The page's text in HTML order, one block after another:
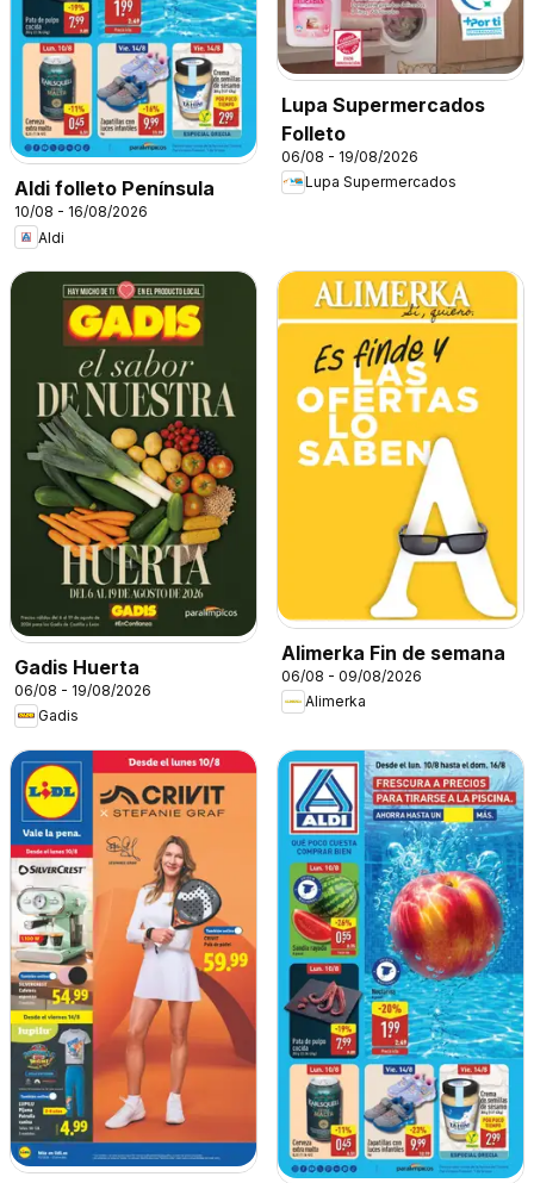
Aldi folleto Península
10/08 - 16/08/2026
Aldi
Lupa Supermercados
Folleto
06/08 - 19/08/2026
Lupa Supermercados
Gadis Huerta
06/08 - 19/08/2026
Gadis
Alimerka Fin de semana
06/08 - 09/08/2026
Alimerka